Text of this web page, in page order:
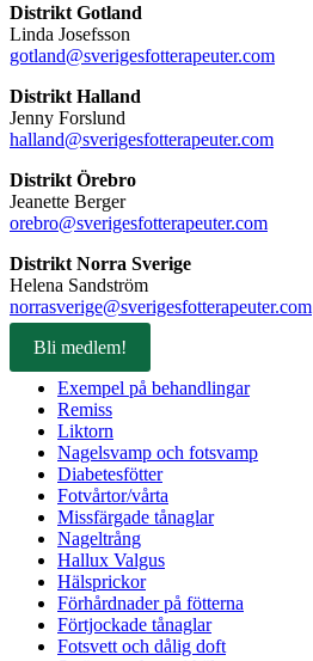
Distrikt Gotland
Linda Josefsson
gotland@sverigesfotterapeuter.com
Distrikt Halland
Jenny Forslund
halland@sverigesfotterapeuter.com
Distrikt Örebro
Jeanette Berger
orebro@sverigesfotterapeuter.com
Distrikt Norra Sverige
Helena Sandström
norrasverige@sverigesfotterapeuter.com
Bli medlem!
Exempel på behandlingar
Remiss
Liktorn
Nagelsvamp och fotsvamp
Diabetesfötter
Fotvårtor/vårta
Missfärgade tånaglar
Nageltrång
Hallux Valgus
Hälsprickor
Förhårdnader på fötterna
Förtjockade tånaglar
Fotsvett och dålig doft